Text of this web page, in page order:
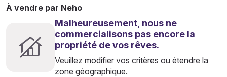
À vendre par Neho
Malheureusement, nous ne
commercialisons pas encore la
propriété de vos rêves.
Veuillez modifier vos critères ou étendre la
zone géographique.